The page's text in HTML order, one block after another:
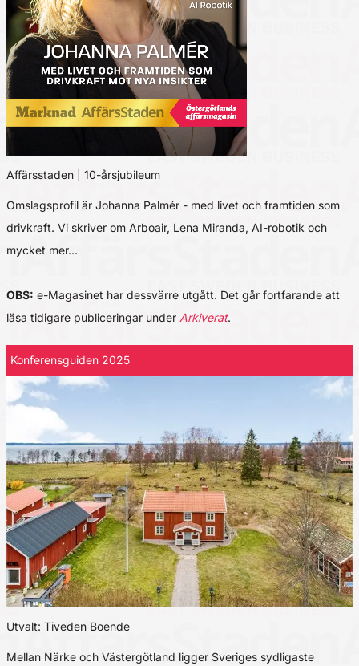
Affärsstaden | 10-årsjubileum
Omslagsprofil är Johanna Palmér - med livet och framtiden som
drivkraft. Vi skriver om Arboair, Lena Miranda, AI-robotik och
mycket mer…
OBS: e-Magasinet har dessvärre utgått. Det går fortfarande att
läsa tidigare publiceringar under Arkiverat.
Konferensguiden 2025
Utvalt: Tiveden Boende
Mellan Närke och Västergötland ligger Sveriges sydligaste